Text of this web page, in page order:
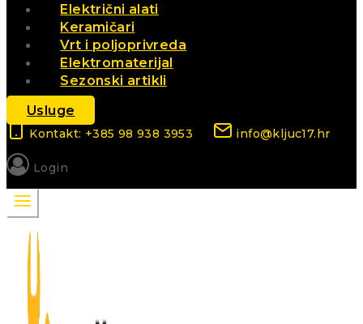
Električni alati
Keramičari
Vrt i poljoprivreda
Elektromaterijal
Sezonski artikli
Usluge
Kontakt: +385 98 938 3953 info@kljuc17.hr
Login